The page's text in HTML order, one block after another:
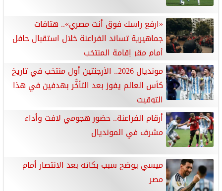
«ارفع راسك فوق أنت مصري».. هتافات
جماهيرية تساند الفراعنة خلال استقبال حافل
أمام مقر إقامة المنتخب
مونديال 2026.. الأرجنتين أول منتخب في تاريخ
كأس العالم يفوز بعد التأخُّر بهدفين في هذا
التوقيت
أرقام الفراعنة.. حضور هجومي لافت وأداء
مشرف في المونديال
ميسي يوضح سبب بكائه بعد الانتصار أمام
مصر